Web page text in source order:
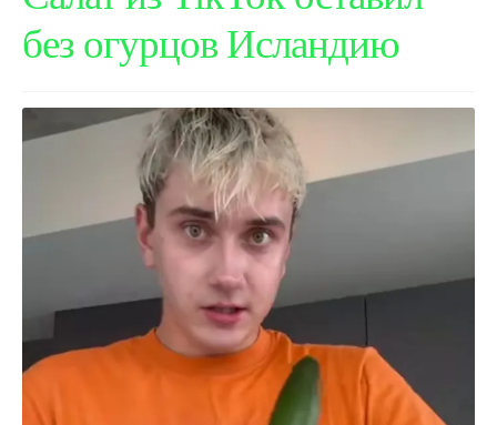
DHealth
DAuto
без огурцов Исландию